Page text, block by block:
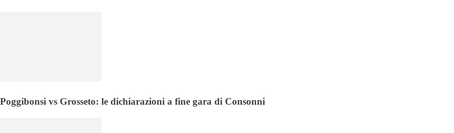
Poggibonsi vs Grosseto: le dichiarazioni a fine gara di Consonni